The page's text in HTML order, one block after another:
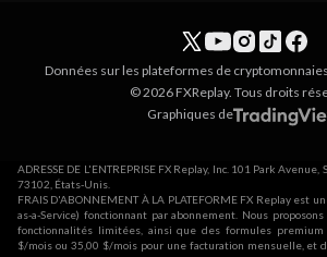
Données sur les plateformes de
© 2026 FXReplay. Tous droits
Graphiques de
ADRESSE DE L'ENTREPRISE FX Replay, Inc. 101 Park
73102, États-Unis.
FRAIS D'ABONNEMENT À LA PLATEFORME FX Replay est
as-a-Service) fonctionnant par abonnement. Nous
fonctionnalités limitées, ainsi que des formules
$/mois ou 35,00 $/mois pour une facturation mensuelle, et